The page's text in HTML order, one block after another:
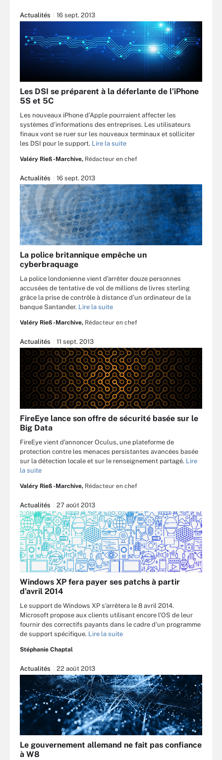
Actualités 16 sept. 2013
Les DSI se préparent à la déferlante de l’iPhone
5S et 5C
Les nouveaux iPhone d’Apple pourraient affecter les
systèmes d’informations des entreprises. Les utilisateurs
finaux vont se ruer sur les nouveaux terminaux et solliciter
les DSI pour le support. Lire la suite
Valéry Rieß-Marchive, Rédacteur en chef
Actualités 16 sept. 2013
La police britannique empêche un
cyberbraquage
La police londonienne vient d’arrêter douze personnes
accusées de tentative de vol de millions de livres sterling
grâce la prise de contrôle à distance d’un ordinateur de la
banque Santander. Lire la suite
Valéry Rieß-Marchive, Rédacteur en chef
Actualités 11 sept. 2013
FireEye lance son offre de sécurité basée sur le
Big Data
FireEye vient d’annoncer Oculus, une plateforme de
protection contre les menaces persistantes avancées basée
sur la détection locale et sur le renseignement partagé. Lire
la suite
Valéry Rieß-Marchive, Rédacteur en chef
Actualités 27 août 2013
Windows XP fera payer ses patchs à partir
d'avril 2014
Le support de Windows XP s'arrêtera le 8 avril 2014.
Microsoft propose aux clients utilisant encore l'OS de leur
fournir des correctifs payants dans le cadre d'un programme
de support spécifique. Lire la suite
Stéphanie Chaptal
Actualités 22 août 2013
Le gouvernement allemand ne fait pas confiance
à W8